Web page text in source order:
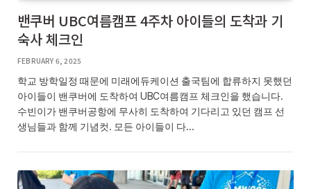
밴쿠버 UBC여름캠프 4주차 아이들의 도착과 기
숙사 체크인
FEBRUARY 6, 2025
학교 방학일정 때문에 미래에듀케이션 출국팀에 합류하지 못했던
아이들이 밴쿠버에 도착하여 UBC여름캠프 체크인을 했습니다.
수빈이가 밴쿠버공항에 무사히 도착하여 기다리고 있던 캠프 선
생님들과 함께 기념컷. 모든 아이들이 다…